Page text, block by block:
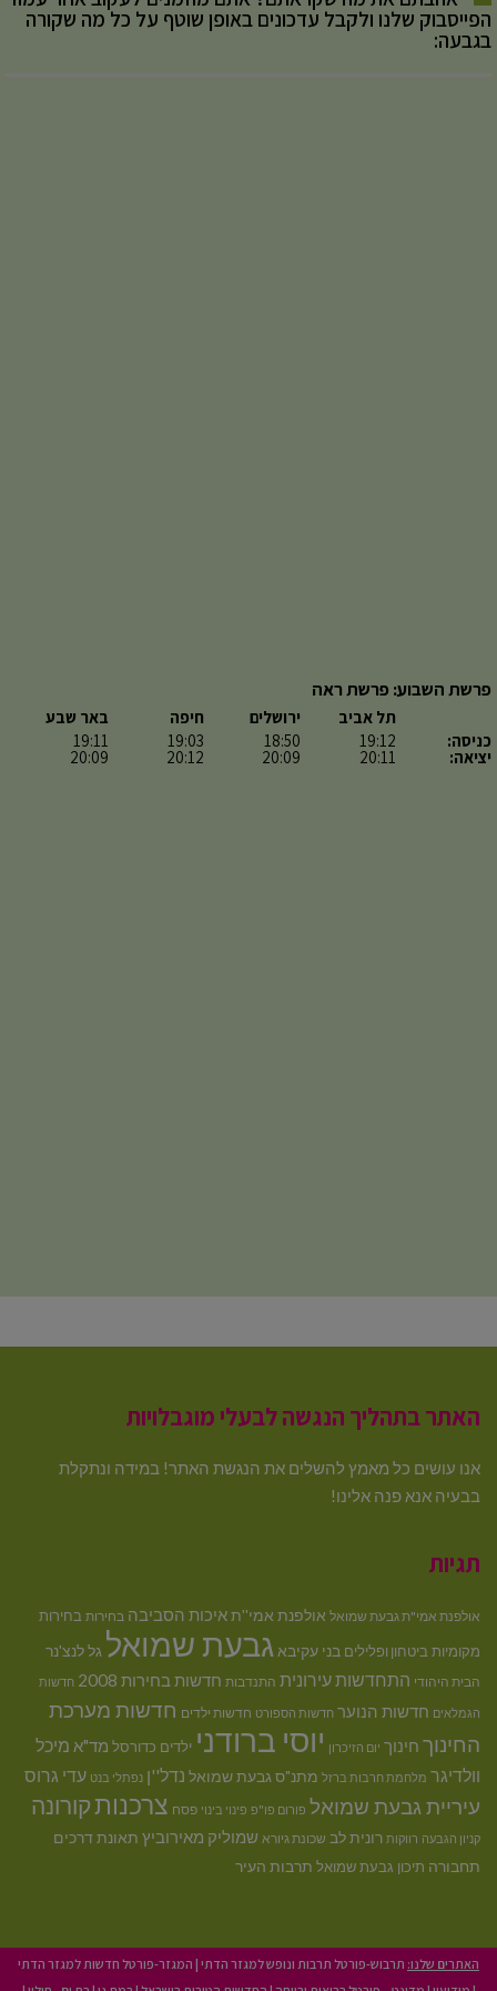
הפייסבוק שלנו ולקבל עדכונים באופן שוטף על כל מה שקורה
בגבעה:
פרשת השבוע: פרשת ראה
כניסה:
יציאה:
תל אביב
19:12
20:11
ירושלים
18:50
20:09
חיפה
19:03
20:12
באר שבע
19:11
20:09
האתר בתהליך הנגשה לבעלי מוגבלויות
אנו עושים כל מאמץ להשלים את הנגשת האתר! במידה ונתקלת
בבעיה אנא פנה אלינו!
תגיות
אולפנת אמי"ת גבעת שמואל אולפנת אמי''תאיכות הסביבה בחירות בחירות
מקומיותביטחון ופלילים בני עקיבא גבעת שמואל גל לנצ'נר
הבית היהודי התחדשות עירונית התנדבות חדשות בחירות 2008 חדשות
הגמלאים חדשות הנוער חדשות הספורט חדשות ילדים חדשות מערכת
החינוך חינוך יום הזיכרון יוסי ברודני ילדים כדורסל מד"א מיכל
וולדיגר מלחמת חרבות ברזל מתנ"ס גבעת שמואל נדל''ן נפתלי בנט עדי גרוס
עיריית גבעת שמואל פורום פו"פ פינוי בינוי פסח צרכנותקורונה
קניון הגבעה רווקות רונית לב שכונת גיורא שמוליק מאירוביץ תאונת דרכים
תחבורה תיכון גבעת שמואל תרבות העיר
האתרים שלנו: תרבוש-פורטל תרבות ונופש למגזר הדתי | המגזר-פורטל חדשות למגזר הדתי